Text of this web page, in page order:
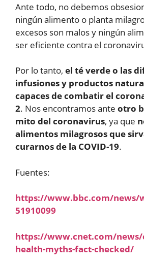
Ante todo, no debemos
ningún alimento o planta
excesos son malos y ningún
ser eficiente contra el
Por lo tanto, el té verde o las
infusiones y productos
capaces de combatir el
2. Nos encontramos ante otro
mito del coronavirus, ya que
alimentos milagrosos que
curarnos de la COVID-19.
Fuentes:
https://www.bbc.com/news/
51910099
https://www.cnet.com/
health-myths-fact-checked/